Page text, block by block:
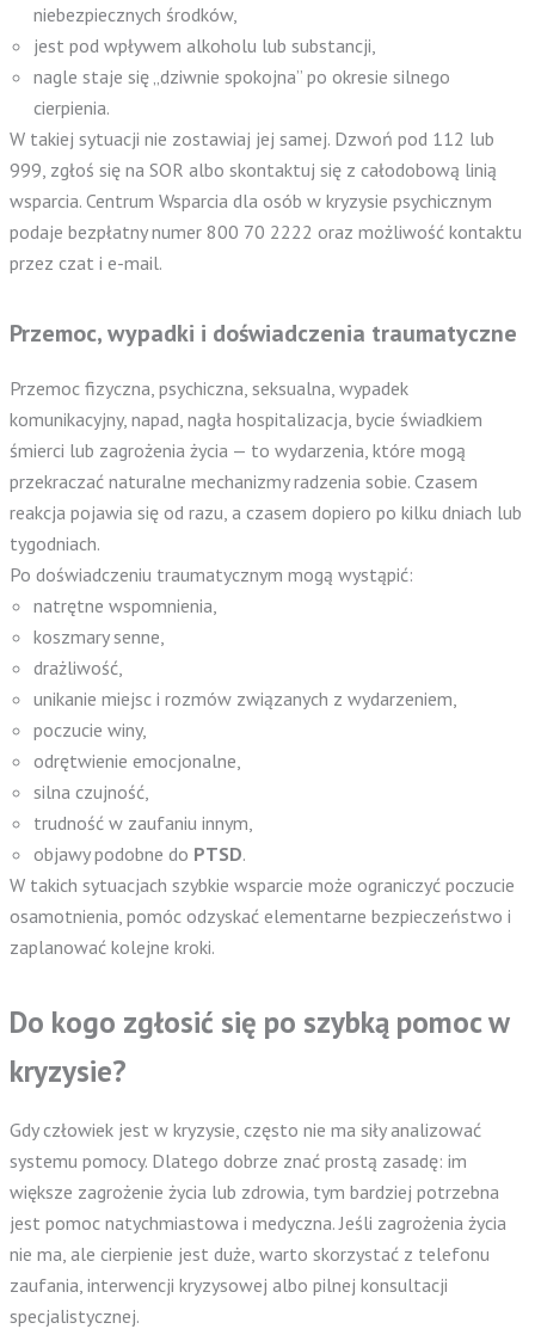
niebezpiecznych środków,
jest pod wpływem alkoholu lub substancji,
nagle staje się „dziwnie spokojna” po okresie silnego
cierpienia.
W takiej sytuacji nie zostawiaj jej samej. Dzwoń pod 112 lub
999, zgłoś się na SOR albo skontaktuj się z całodobową linią
wsparcia. Centrum Wsparcia dla osób w kryzysie psychicznym
podaje bezpłatny numer 800 70 2222 oraz możliwość kontaktu
przez czat i e-mail.
Przemoc, wypadki i doświadczenia traumatyczne
Przemoc fizyczna, psychiczna, seksualna, wypadek
komunikacyjny, napad, nagła hospitalizacja, bycie świadkiem
śmierci lub zagrożenia życia — to wydarzenia, które mogą
przekraczać naturalne mechanizmy radzenia sobie. Czasem
reakcja pojawia się od razu, a czasem dopiero po kilku dniach lub
tygodniach.
Po doświadczeniu traumatycznym mogą wystąpić:
natrętne wspomnienia,
koszmary senne,
drażliwość,
unikanie miejsc i rozmów związanych z wydarzeniem,
poczucie winy,
odrętwienie emocjonalne,
silna czujność,
trudność w zaufaniu innym,
objawy podobne do PTSD.
W takich sytuacjach szybkie wsparcie może ograniczyć poczucie
osamotnienia, pomóc odzyskać elementarne bezpieczeństwo i
zaplanować kolejne kroki.
Do kogo zgłosić się po szybką pomoc w
kryzysie?
Gdy człowiek jest w kryzysie, często nie ma siły analizować
systemu pomocy. Dlatego dobrze znać prostą zasadę: im
większe zagrożenie życia lub zdrowia, tym bardziej potrzebna
jest pomoc natychmiastowa i medyczna. Jeśli zagrożenia życia
nie ma, ale cierpienie jest duże, warto skorzystać z telefonu
zaufania, interwencji kryzysowej albo pilnej konsultacji
specjalistycznej.